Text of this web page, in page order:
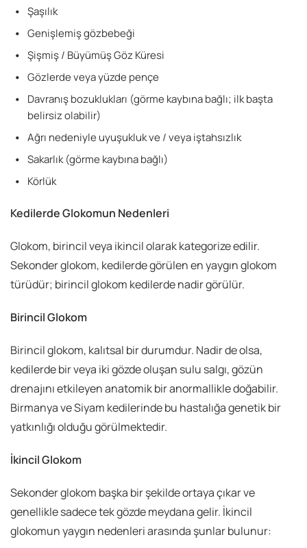
Şaşılık
Genişlemiş gözbebeği
Şişmiş / Büyümüş Göz Küresi
Gözlerde veya yüzde pençe
Davranış bozuklukları (görme kaybına bağlı; ilk başta
belirsiz olabilir)
Ağrı nedeniyle uyuşukluk ve / veya iştahsızlık
Sakarlık (görme kaybına bağlı)
Körlük
Kedilerde Glokomun Nedenleri
Glokom, birincil veya ikincil olarak kategorize edilir.
Sekonder glokom, kedilerde görülen en yaygın glokom
türüdür; birincil glokom kedilerde nadir görülür.
Birincil Glokom
Birincil glokom, kalıtsal bir durumdur. Nadir de olsa,
kedilerde bir veya iki gözde oluşan sulu salgı, gözün
drenajını etkileyen anatomik bir anormallikle doğabilir.
Birmanya ve Siyam kedilerinde bu hastalığa genetik bir
yatkınlığı olduğu görülmektedir.
İkincil Glokom
Sekonder glokom başka bir şekilde ortaya çıkar ve
genellikle sadece tek gözde meydana gelir. İkincil
glokomun yaygın nedenleri arasında şunlar bulunur: